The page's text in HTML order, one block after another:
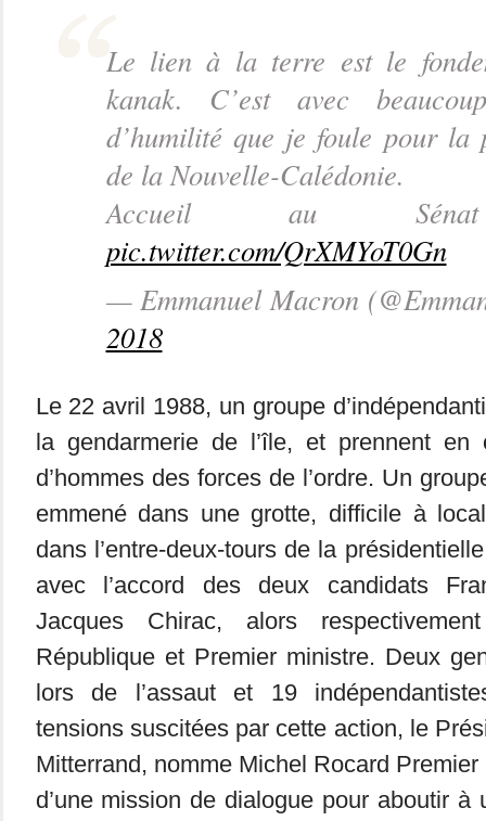
Le lien à la terre est le
kanak. C’est avec
d’humilité que je foule pour la
de la Nouvelle-Calédonie.
Accueil au Sénat
pic.twitter.com/QrXMYoT0Gn
— Emmanuel Macron
2018
Le 22 avril 1988, un groupe
la gendarmerie de l’île, et prennent en
d’hommes des forces de l’ordre. Un
emmené dans une grotte, difficile à
dans l’entre-deux-tours de la
avec l’accord des deux candidats
Jacques Chirac, alors
République et Premier ministre. Deux
lors de l’assaut et 19
tensions suscitées par cette action, le
Mitterrand, nomme Michel Rocard
d’une mission de dialogue pour aboutir à